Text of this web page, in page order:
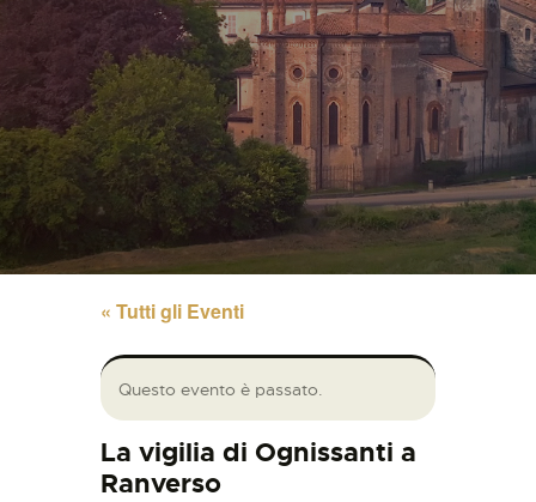
« Tutti gli Eventi
Questo evento è passato.
La vigilia di Ognissanti a
Ranverso